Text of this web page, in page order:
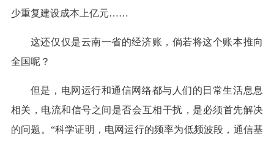
少重复建设成本上亿元……
这还仅仅是云南一省的经济账，倘若将这个账本推向
全国呢？
但是，电网运行和通信网络都与人们的日常生活息息
相关，电流和信号之间是否会互相干扰，是必须首先解决
的问题。“科学证明，电网运行的频率为低频波段，通信基